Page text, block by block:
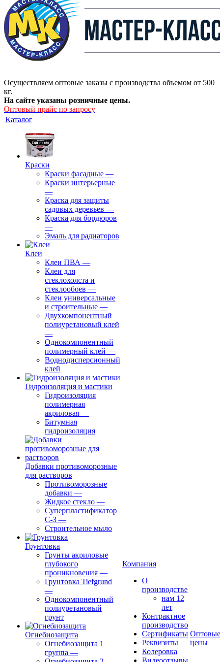
Осуществляем оптовые заказы с производства объемом от 500
кг.
На сайте указаны розничные цены.
Оптовый прайс по запросу
Каталог
Краски
Краски фасадные —
Краски интерьерные
—
Краска для защиты
садовых деревьев —
⁠Краска для бордюров
—
Эмаль для радиаторов
Клеи
Клеи ПВА —
Клеи для
стеклохолста и
стеклообоев —
Клеи универсальные
и строительные —
Двухкомпонентный
полиуретановый клей
—
Однокомпонентный
полимерный клей —
Воднодисперсионный
клей
Гидроизоляция и мастики
Гидроизоляция
полимерная
акриловая —
Битумная
гидроизоляция
Добавки противоморозные
для растворов
Противоморозные
добавки —
Жидкое стекло —
Суперпластификатор
С-3 —
Строительное мыло
Грунтовка
Грунты акриловые
глубокого
проникновения —
Грунтовка Tiefgrund
—
Однокомпонентный
полиуретановый
грунт
Огнебиозащита
Огнебиозащита 1
группа —
Компания
О
производстве
нам 12
лет
Контрактное
производство
Сертификаты
Реквизиты
Колеровка
Видеоотзывы
Оптовые
цены